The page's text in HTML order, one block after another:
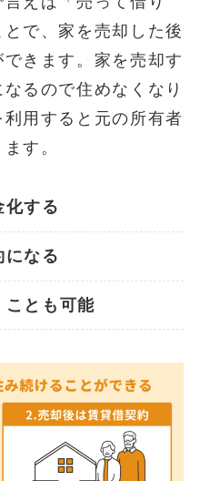
で、家を売却した後
きます。家を売却す
るので住めなくなり
用すると元の所有者
す。
化する
になる
ことも可能